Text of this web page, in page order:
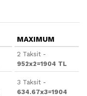
MAXIMUM
2 Taksit -
952x2=1904 TL
3 Taksit -
634.67x3=1904